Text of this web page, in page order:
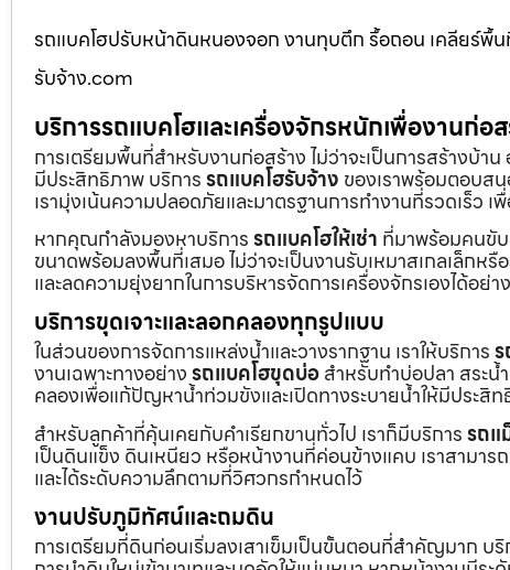
รถแบคโฮปรับหน้าดินหนองจอก งานทุบตึก รื้อถอน เคลียร์พื้นที่
รับจ้าง.com
บริการรถแบคโฮและเครื่องจักรหนักเพื่องานก่อ
การเตรียมพื้นที่สำหรับงานก่อสร้าง ไม่ว่าจะเป็นการสร้างบ้
มีประสิทธิภาพ บริการรถแบคโฮรับจ้าง ของเราพร้อมตอบส
เรามุ่งเน้นความปลอดภัยและมาตรฐานการทำงานที่รวดเร็ว
หากคุณกำลังมองหาบริการรถแบคโฮให้เช่า ที่มาพร้อมคนขั
ขนาดพร้อมลงพื้นที่เสมอ ไม่ว่าจะเป็นงานรับเหมาสเกลเล็กหรื
และลดความยุ่งยากในการบริหารจัดการเครื่องจักรเองได้อย่า
บริการขุดเจาะและลอกคลองทุกรูปแบบ
ในส่วนของการจัดการแหล่งน้ำและวางรากฐาน เราให้บริการ
งานเฉพาะทางอย่างรถแบคโฮขุดบ่อสำหรับทำบ่อปลา สระน้
คลองเพื่อแก้ปัญหาน้ำท่วมขังและเปิดทางระบายน้ำให้มีประสิ
สำหรับลูกค้าที่คุ้นเคยกับคำเรียกขานทั่วไป เราก็มีบริการรถแ
เป็นดินแข็ง ดินเหนียว หรือหน้างานที่ค่อนข้างแคบ เราสามาร
และได้ระดับความลึกตามที่วิศวกรกำหนดไว้
งานปรับภูมิทัศน์และถมดิน
การเตรียมที่ดินก่อนเริ่มลงเสาเข็มเป็นขั้นตอนที่สำคัญมาก บริ